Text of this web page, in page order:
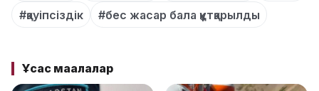
#қауіпсіздік
#бес жасар бала құтқарылды
Ұқсас мақалалар